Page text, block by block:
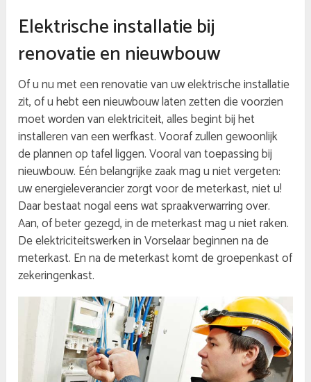
Elektrische installatie bij
renovatie en nieuwbouw
Of u nu met een renovatie van uw elektrische installatie
zit, of u hebt een nieuwbouw laten zetten die voorzien
moet worden van elektriciteit, alles begint bij het
installeren van een werfkast. Vooraf zullen gewoonlijk
de plannen op tafel liggen. Vooral van toepassing bij
nieuwbouw. Eén belangrijke zaak mag u niet vergeten:
uw energieleverancier zorgt voor de meterkast, niet u!
Daar bestaat nogal eens wat spraakverwarring over.
Aan, of beter gezegd, in de meterkast mag u niet raken.
De elektriciteitswerken in Vorselaar beginnen na de
meterkast. En na de meterkast komt de groepenkast of
zekeringenkast.